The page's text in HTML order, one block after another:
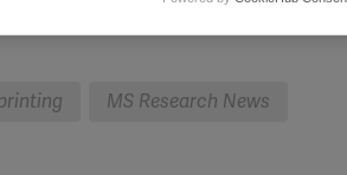
MS Research News
visitors across websites to allow publishers
By enabling marketing cookies, you